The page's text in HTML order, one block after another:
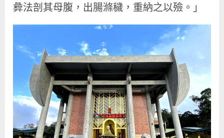
彜法剖其母腹，出腸滌穢，重納之以殮。」